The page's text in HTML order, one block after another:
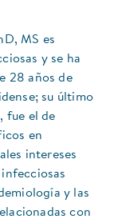
MS es
y se ha
28 años de
su último
fue el de
en
intereses
y las
con